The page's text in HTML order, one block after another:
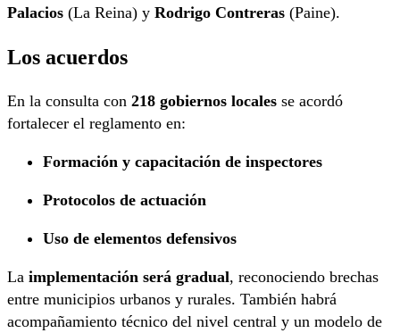
Palacios (La Reina) y Rodrigo Contreras (Paine).
Los acuerdos
En la consulta con 218 gobiernos locales se acordó
fortalecer el reglamento en:
Formación y capacitación de inspectores
Protocolos de actuación
Uso de elementos defensivos
La implementación será gradual, reconociendo brechas
entre municipios urbanos y rurales. También habrá
acompañamiento técnico del nivel central y un modelo de